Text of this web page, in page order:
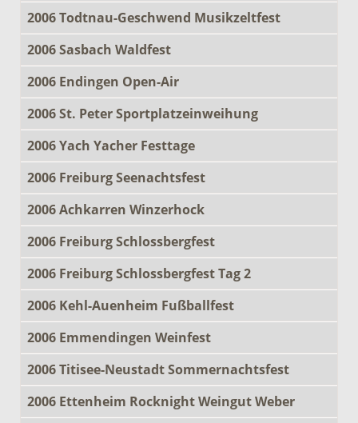
2006 Todtnau-Geschwend Musikzeltfest
2006 Sasbach Waldfest
2006 Endingen Open-Air
2006 St. Peter Sportplatzeinweihung
2006 Yach Yacher Festtage
2006 Freiburg Seenachtsfest
2006 Achkarren Winzerhock
2006 Freiburg Schlossbergfest
2006 Freiburg Schlossbergfest Tag 2
2006 Kehl-Auenheim Fußballfest
2006 Emmendingen Weinfest
2006 Titisee-Neustadt Sommernachtsfest
2006 Ettenheim Rocknight Weingut Weber